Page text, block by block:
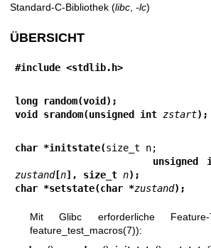
Standard-C-Bibliothek (libc -lc)
ÜBERSICHT
#include <stdlib.h>
long random(void);
void srandom(unsigned int zstart);
char *initstate(
zustand[n], size_t n);
char *setstate(char *zustand);
Mit Glibc erforderliche Feature-
feature_test_macros(7)):